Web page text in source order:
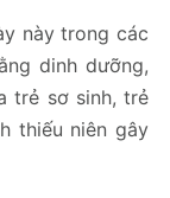
này trong các
dinh dưỡng,
trẻ sơ sinh, trẻ
thiếu niên gây